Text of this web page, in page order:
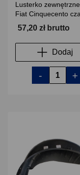
Lusterko
Fiat Cinquecento
57,20 zł brutto
Dodaj
- +